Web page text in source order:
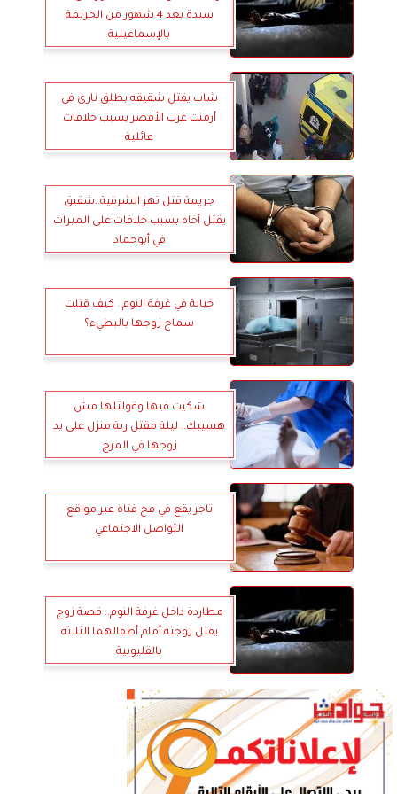
سيدة بعد 4 شهور من الجريمة
بالإسماعيلية
شاب يقتل شقيقه بطلق ناري في
أرمنت غرب الأقصر بسبب خلافات
عائلية
جريمة قتل تهز الشرقية..شقيق
يقتل أخاه بسبب خلافات على الميراث
في أبوحماد
خيانة في غرفة النوم.. كيف قتلت
سماح زوجها بالبطيء؟
شكيت فيها وقولتلها مش
هسيبك.. ليلة مقتل ربة منزل على يد
زوجها في المرج
تاجر يقع في فخ فتاة عبر مواقع
التواصل الاجتماعي
مطاردة داخل غرفة النوم.. قصة زوج
يقتل زوجته أمام أطفالهما الثلاثة
بالقليوبية